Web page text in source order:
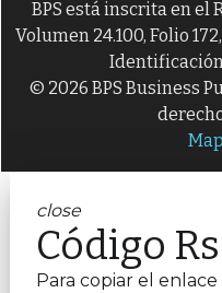
BPS está inscrita en
Volumen 24.100, Folio
© 2026 BPS Business
close
Código
Para copiar el enlace